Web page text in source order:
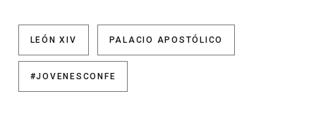
LEÓN XIV PALACIO APOSTÓLICO
#JOVENESCONFE